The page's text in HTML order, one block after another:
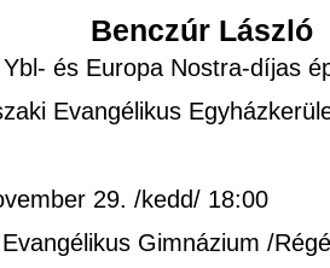
Benczúr László
Ybl- és Europa Nostra-díjas
Evangélikus
29. /kedd/ 18:00
Gimnázium /